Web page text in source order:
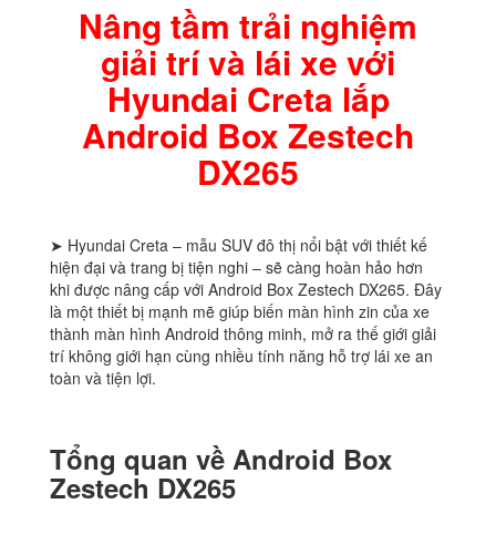
Nâng tầm trải nghiệm
giải trí và lái xe với
Hyundai Creta lắp
Android Box Zestech
DX265
➤ Hyundai Creta – mẫu SUV đô thị nổi bật với thiết kế
hiện đại và trang bị tiện nghi – sẽ càng hoàn hảo hơn
khi được nâng cấp với Android Box Zestech DX265. Đây
là một thiết bị mạnh mẽ giúp biến màn hình zin của xe
thành màn hình Android thông minh, mở ra thế giới giải
trí không giới hạn cùng nhiều tính năng hỗ trợ lái xe an
toàn và tiện lợi.
Tổng quan về Android Box
Zestech DX265